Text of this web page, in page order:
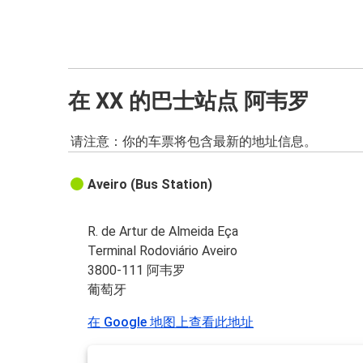
在 XX 的巴士站点 阿韦罗
请注意：你的车票将包含最新的地址信息。
Aveiro (Bus Station)
R. de Artur de Almeida Eça
Terminal Rodoviário Aveiro
3800-111 阿韦罗
葡萄牙
在 Google 地图上查看此地址